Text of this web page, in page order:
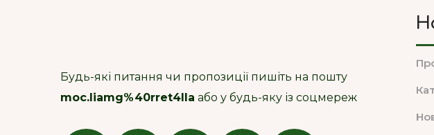
Будь-які питання чи пропозиції пишіть на пошту
moc.liamg%40rret4lla або у будь-яку із соцмереж